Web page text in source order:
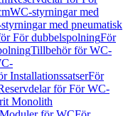
WC-styrningar med
med pneumatisk
För dubbelspolningFör
Tillbehör för WC-
InstallationssatserFör
för För WC-
Monolith